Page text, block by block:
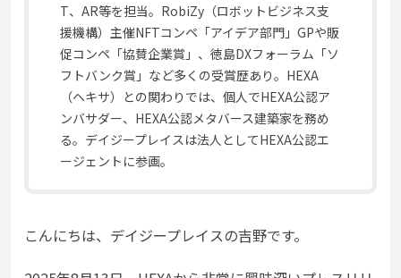
T、AR等を担当。RobiZy（ロボットビジネス支
援機構）主催NFTコンペ「アイデア部門」GPや販
促コンペ「協賛企業賞」、徳島DXフォーラム「ソ
フトバンク賞」など多くの受賞歴あり。HEXA
（ヘキサ）との関わりでは、個人でHEXA公認ア
ンバサダー、HEXA公認メタバース建築家を務め
る。デイジープレイスは法人としてHEXA公認エ
ージェントに参画。
こんにちは、デイジープレイスの吉野です。